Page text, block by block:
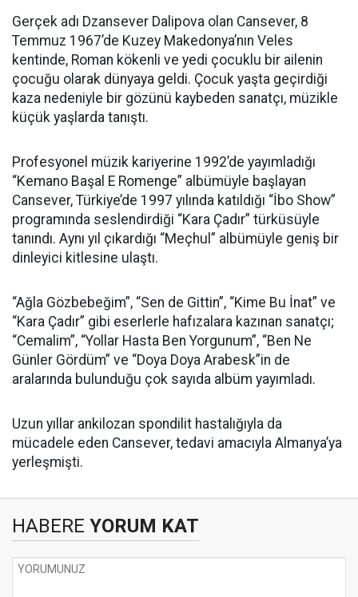
Gerçek adı Dzansever Dalipova olan Cansever, 8
Temmuz 1967’de Kuzey Makedonya’nın Veles
kentinde, Roman kökenli ve yedi çocuklu bir ailenin
çocuğu olarak dünyaya geldi. Çocuk yaşta geçirdiği
kaza nedeniyle bir gözünü kaybeden sanatçı, müzikle
küçük yaşlarda tanıştı.
Profesyonel müzik kariyerine 1992’de yayımladığı
“Kemano Başal E Romenge” albümüyle başlayan
Cansever, Türkiye’de 1997 yılında katıldığı “İbo Show”
programında seslendirdiği “Kara Çadır” türküsüyle
tanındı. Aynı yıl çıkardığı “Meçhul” albümüyle geniş bir
dinleyici kitlesine ulaştı.
“Ağla Gözbebeğim”, “Sen de Gittin”, “Kime Bu İnat” ve
“Kara Çadır” gibi eserlerle hafızalara kazınan sanatçı;
“Cemalim”, “Yollar Hasta Ben Yorgunum”, “Ben Ne
Günler Gördüm” ve “Doya Doya Arabesk”in de
aralarında bulunduğu çok sayıda albüm yayımladı.
Uzun yıllar ankilozan spondilit hastalığıyla da
mücadele eden Cansever, tedavi amacıyla Almanya’ya
yerleşmişti.
HABERE YORUM KAT